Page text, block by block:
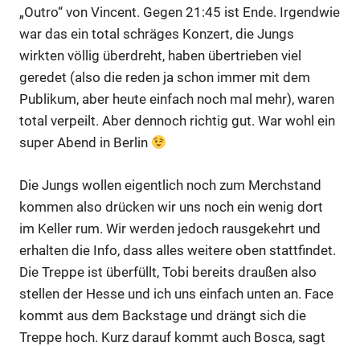
„Outro“ von Vincent. Gegen 21:45 ist Ende. Irgendwie
war das ein total schräges Konzert, die Jungs
wirkten völlig überdreht, haben übertrieben viel
geredet (also die reden ja schon immer mit dem
Publikum, aber heute einfach noch mal mehr), waren
total verpeilt. Aber dennoch richtig gut. War wohl ein
super Abend in Berlin
Die Jungs wollen eigentlich noch zum Merchstand
kommen also drücken wir uns noch ein wenig dort
im Keller rum. Wir werden jedoch rausgekehrt und
erhalten die Info, dass alles weitere oben stattfindet.
Die Treppe ist überfüllt, Tobi bereits draußen also
stellen der Hesse und ich uns einfach unten an. Face
kommt aus dem Backstage und drängt sich die
Treppe hoch. Kurz darauf kommt auch Bosca, sagt